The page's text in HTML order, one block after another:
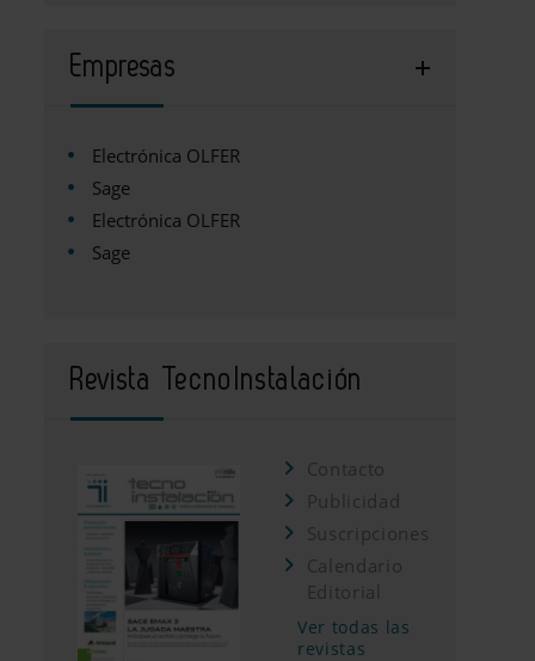
Empresas
Electrónica OLFER
Sage
Electrónica OLFER
Sage
Revista TecnoInstalación
Contacto
Publicidad
Suscripciones
Calendario
Editorial
Ver todas las
revistas